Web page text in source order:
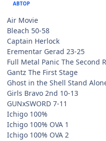
АВТОР
Air Movie
Bleach 50-58
Captain Herlock
Erementar Gerad 23-25
Full Metal Panic The Second
Gantz The First Stage
Ghost in the Shell Stand
Girls Bravo 2nd 10-13
GUNxSWORD 7-11
Ichigo 100%
Ichigo 100% OVA 1
Ichigo 100% OVA 2